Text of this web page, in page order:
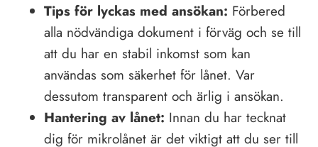
Tips för lyckas med ansökan: Förbered
alla nödvändiga dokument i förväg och se till
att du har en stabil inkomst som kan
användas som säkerhet för lånet. Var
dessutom transparent och ärlig i ansökan.
Hantering av lånet: Innan du har tecknat
dig för mikrolånet är det viktigt att du ser till